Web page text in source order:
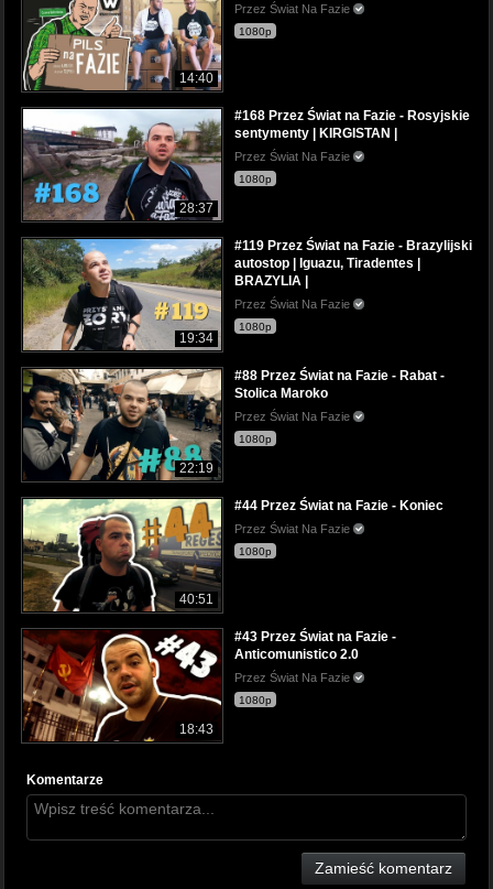
14:40
Przez Świat Na Fazie
1080p
28:37
#168 Przez Świat na Fazie - Rosyjskie
sentymenty | KIRGISTAN |
Przez Świat Na Fazie
1080p
19:34
#119 Przez Świat na Fazie - Brazylijski
autostop | Iguazu, Tiradentes |
BRAZYLIA |
Przez Świat Na Fazie
1080p
22:19
#88 Przez Świat na Fazie - Rabat -
Stolica Maroko
Przez Świat Na Fazie
1080p
40:51
#44 Przez Świat na Fazie - Koniec
Przez Świat Na Fazie
1080p
18:43
#43 Przez Świat na Fazie -
Anticomunistico 2.0
Przez Świat Na Fazie
1080p
Komentarze
Zamieść komentarz